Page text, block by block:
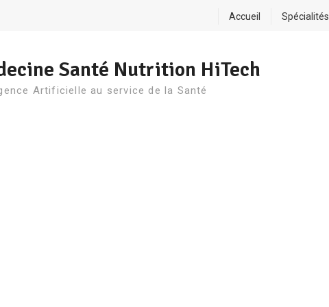
Accueil Spécialités
Santé Nutrition HiTech
Artificielle au service de la Santé